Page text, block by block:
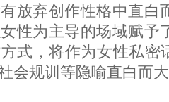
放弃创作性格中直白
性为主导的场域赋予
式，将作为女性私密
会规训等隐喻直白而